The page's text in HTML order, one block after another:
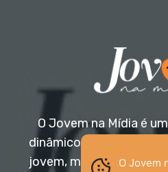
O Jovem na Mídia é
dinâmico e acessível,
jovem, mas aberto aO Jovem